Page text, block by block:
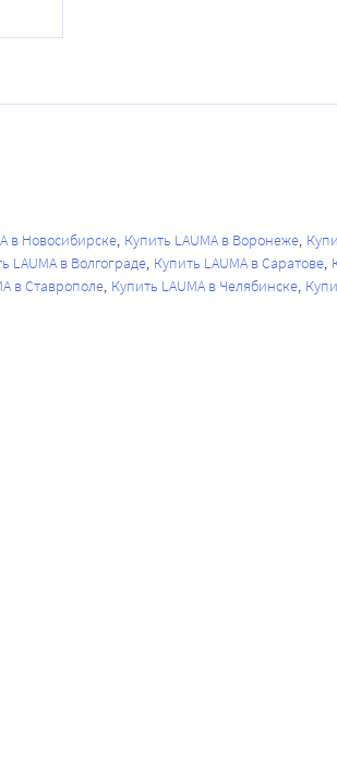
в Новосибирске Купить LAUMA в Воронеже
LAUMA в Волгограде Купить LAUMA в Саратове
в Ставрополе Купить LAUMA в Челябинске